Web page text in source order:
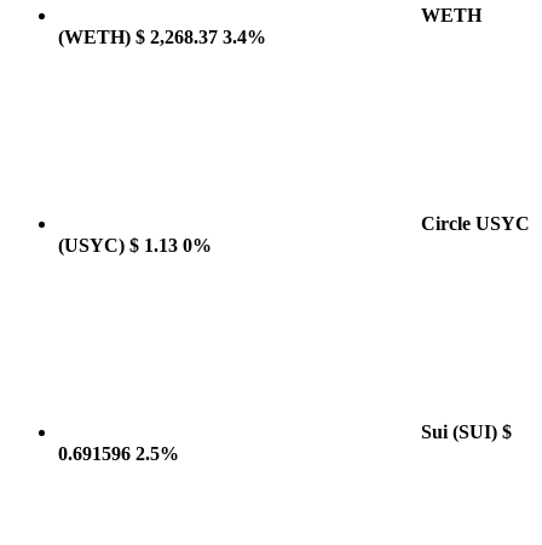
WETH
(WETH) $ 2,268.37 3.4%
Circle USYC
(USYC) $ 1.13 0%
Sui (SUI) $
0.691596 2.5%